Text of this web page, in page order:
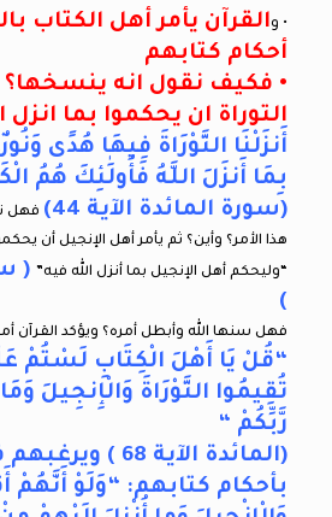
• والقرآن يأمر أهل الكتاب
أحكام كتابهم
• فكيف نقول انه ينسخها؟
التوراة ان يحكموا بما انزل
أَنزَلْنَا التَّوْرَاةَ فِيهَا هُدًى
بِمَا أَنزَلَ اللَّهُ فَأُولَٰئِكَ هُمُ
(سورة المائدة الآية 44)
فهل
هذا الأمر؟ وأين؟ ثم يأمر أهل الإنجيل أن
“وليحكم أهل الإنجيل بما أنزل الله فيه”
)
فهل سنها الله وأبطل أمره؟ ويؤكد القرآن
“قُلْ يَا أَهْلَ الْكِتَابِ لَسْتُمْ
تُقِيمُوا التَّوْرَاةَ وَالْإِنجِيلَ
رَّبِّكُمْ “
(المائدة الآية 68
بأحكام كتابهم: “وَلَوْ أَنَّهُمْ